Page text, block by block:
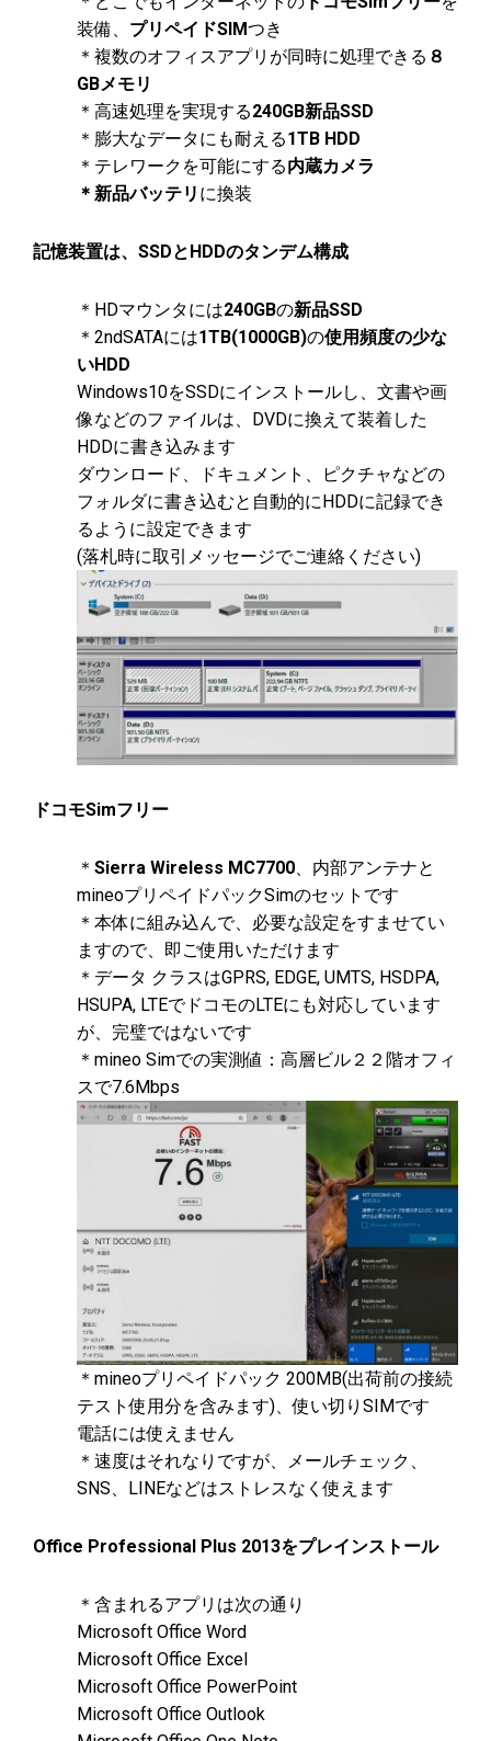
装備、 プリペイドSIMつき
＊複数のオフィスアプリが同時に処理できる ８
GBメモリ
＊高速処理を実現する240GB新品SSD
＊膨大なデータにも耐える1TB HDD
＊テレワークを可能にする内蔵カメラ
＊新品バッテリ に換装
記憶装置は、SSDとHDDのタンデム構成
＊HDマウンタには240GBの新品SSD
＊2ndSATAには1TB(1000GB)の使用頻度の少な
いHDD
Windows10をSSDにインストールし、文書や画
像などのファイルは、DVDに換えて装着した
HDDに書き込みます
ダウンロード、ドキュメント、ピクチャなどの
フォルダに書き込むと自動的にHDDに記録でき
るように設定できます
(落札時に取引メッセージでご連絡ください)
ドコモSimフリー
＊ Sierra Wireless MC7700 、内部アンテナと
mineoプリペイドパックSimのセットです
＊本体に組み込んで、必要な設定をすませてい
ますので、即ご使用いただけます
＊データ クラスはGPRS, EDGE, UMTS, HSDPA,
HSUPA, LTEでドコモのLTEにも対応しています
が、完璧ではないです
＊mineo Simでの実測値：高層ビル２２階オフィ
スで7.6Mbps
＊mineoプリペイドパック 200MB(出荷前の接続
テスト使用分を含みます)、使い切りSIMです
電話には使えません
＊速度はそれなりですが、メールチェック、
SNS、LINEなどはストレスなく使えます
Office Professional Plus 2013をプレインストール
＊含まれるアプリは次の通り
Microsoft Office Word
Microsoft Office Excel
Microsoft Office PowerPoint
Microsoft Office Outlook